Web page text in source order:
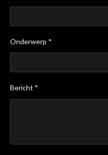
Onderwerp *
Bericht *